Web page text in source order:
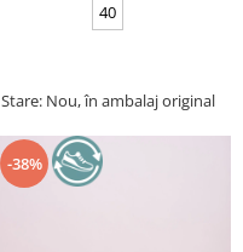
40
Stare: Nou, în ambalaj original
-38%